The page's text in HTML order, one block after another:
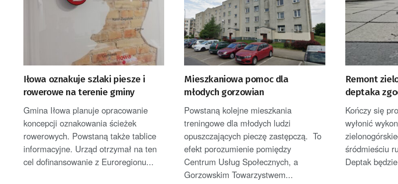
Iłowa oznakuje szlaki piesze i
rowerowe na terenie gminy
Gmina Iłowa planuje opracowanie
koncepcji oznakowania ścieżek
rowerowych. Powstaną także tablice
informacyjne. Urząd otrzymał na ten
cel dofinansowanie z Euroregionu...
Mieszkaniowa pomoc dla
młodych gorzowian
Powstaną kolejne mieszkania
treningowe dla młodych ludzi
opuszczających pieczę zastępczą. To
efekt porozumienie pomiędzy
Centrum Usług Społecznych, a
Gorzowskim Towarzystwem...
Remont
deptaka
Kończy się
wyłonić
śródmieściu
Deptak